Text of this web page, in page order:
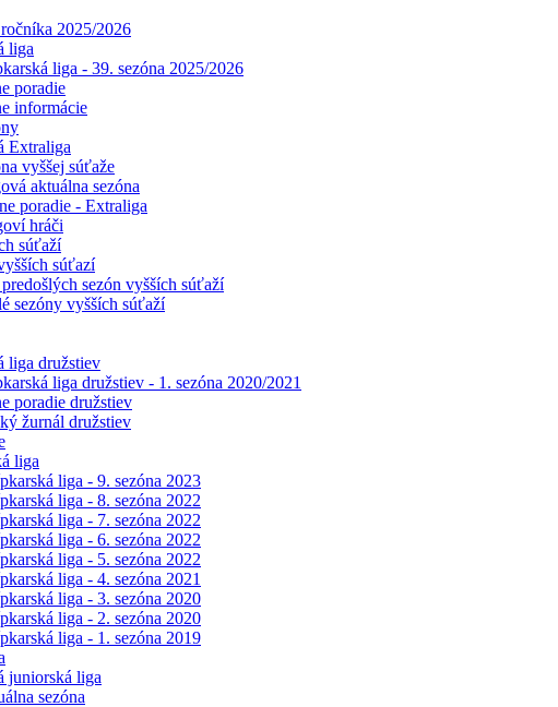
2025/2026
liga
liga - 39. sezóna 2025/2026
poradie
informácie
Extraliga
vyššej súťaže
aktuálna sezóna
poradie - Extraliga
hráči
súťaží
súťazí
sezón vyšších súťaží
sezóny vyšších súťaží
liga družstiev
liga družstiev - 1. sezóna 2020/2021
poradie družstiev
žurnál družstiev
liga
liga - 9. sezóna 2023
liga - 8. sezóna 2022
liga - 7. sezóna 2022
liga - 6. sezóna 2022
liga - 5. sezóna 2022
liga - 4. sezóna 2021
liga - 3. sezóna 2020
liga - 2. sezóna 2020
liga - 1. sezóna 2019
juniorská liga
sezóna